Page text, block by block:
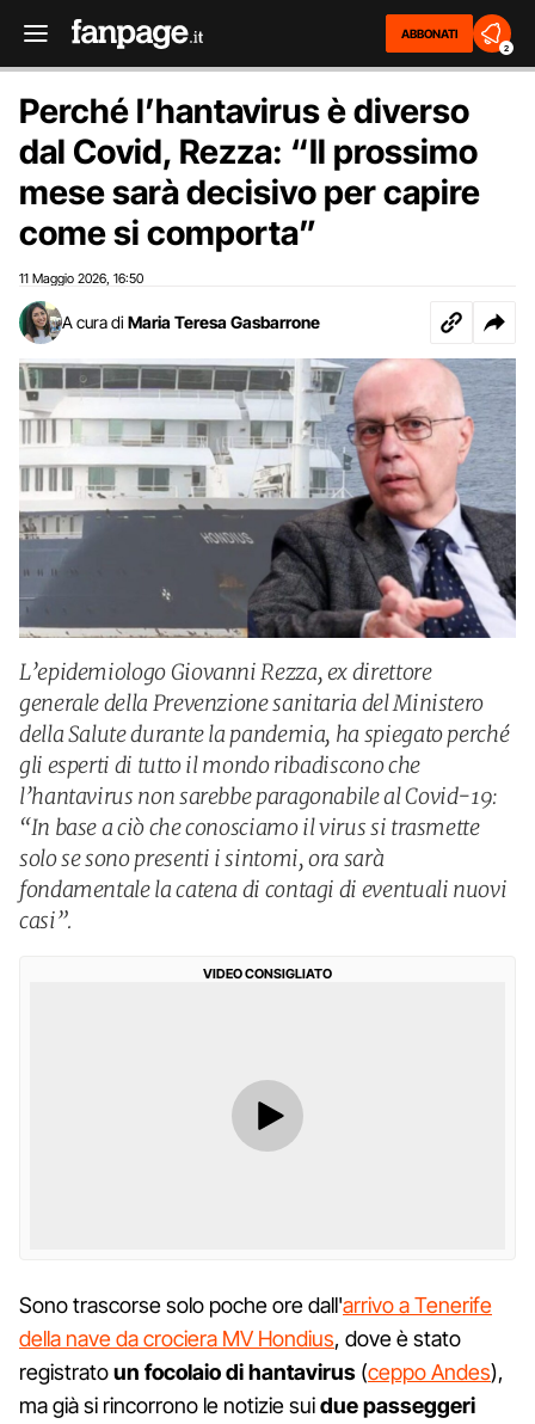
ABBONATI
2
Perché l’hantavirus è diverso
dal Covid, Rezza: “Il prossimo
mese sarà decisivo per capire
come si comporta”
11 Maggio 2026 16:50
A cura di Maria Teresa Gasbarrone
L’epidemiologo Giovanni Rezza, ex direttore
generale della Prevenzione sanitaria del Ministero
della Salute durante la pandemia, ha spiegato perché
gli esperti di tutto il mondo ribadiscono che
l’hantavirus non sarebbe paragonabile al Covid-19:
“In base a ciò che conosciamo il virus si trasmette
solo se sono presenti i sintomi, ora sarà
fondamentale la catena di contagi di eventuali nuovi
casi”.
VIDEO CONSIGLIATO
Sono trascorse solo poche ore dall'arrivo a Tenerife
della nave da crociera MV Hondius, dove è stato
registratoun focolaio di hantavirus (ceppo Andes),
ma già si rincorrono le notizie suidue passeggeri